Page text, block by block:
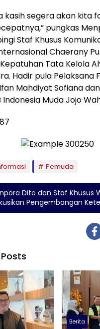
kasih segera akan kita
pungkas
Staf Khusus
Chaerany
Tata Kelola
Hadir pula Pelaksana
Mahdiyat Sofiana
Indonesia Muda ⁠Jojo
87
Pemuda
Dito dan Staf Khusus
Pengembangan
Anak Muda
Berita